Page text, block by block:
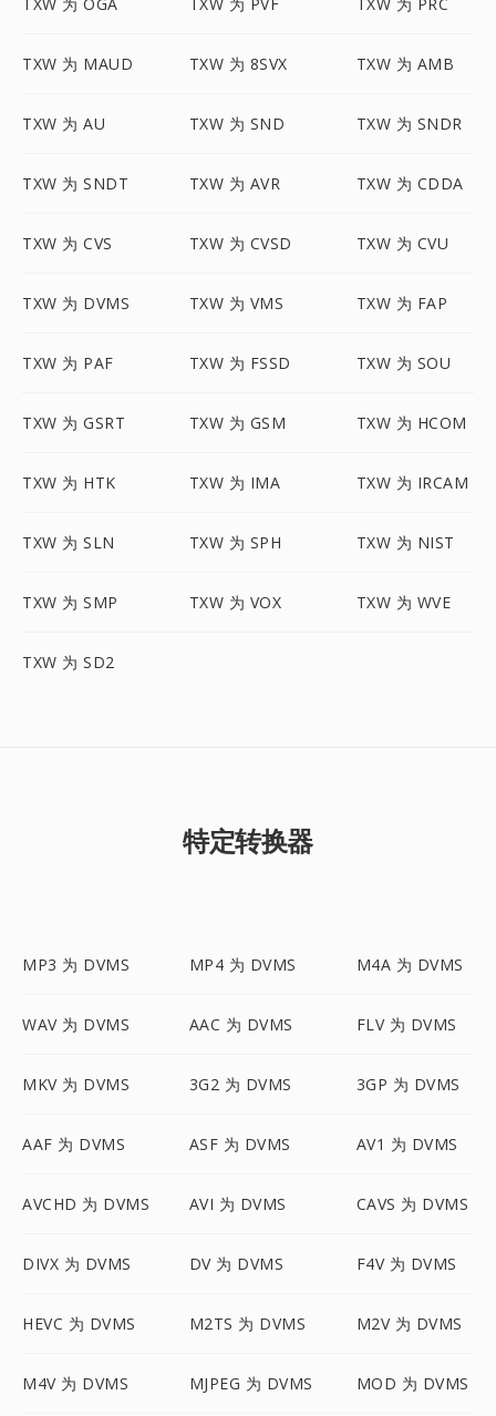
TXW 为 MAUD TXW 为 8SVX TXW 为 AMB
TXW 为 AU TXW 为 SND TXW 为 SNDR
TXW 为 SNDT TXW 为 AVR TXW 为 CDDA
TXW 为 CVS TXW 为 CVSD TXW 为 CVU
TXW 为 DVMS TXW 为 VMS TXW 为 FAP
TXW 为 PAF TXW 为 FSSD TXW 为 SOU
TXW 为 GSRT TXW 为 GSM TXW 为 HCOM
TXW 为 HTK TXW 为 IMA TXW 为 IRCAM
TXW 为 SLN TXW 为 SPH TXW 为 NIST
TXW 为 SMP TXW 为 VOX TXW 为 WVE
TXW 为 SD2
特定转换器
MP3 为 DVMS MP4 为 DVMS M4A 为 DVMS
WAV 为 DVMS AAC 为 DVMS FLV 为 DVMS
MKV 为 DVMS 3G2 为 DVMS 3GP 为 DVMS
AAF 为 DVMS ASF 为 DVMS AV1 为 DVMS
AVCHD 为 DVMS AVI 为 DVMS CAVS 为 DVMS
DIVX 为 DVMS DV 为 DVMS F4V 为 DVMS
HEVC 为 DVMS M2TS 为 DVMS M2V 为 DVMS
M4V 为 DVMS MJPEG 为 DVMS MOD 为 DVMS